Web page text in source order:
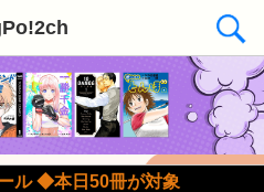
ル ◆本日50冊が対象